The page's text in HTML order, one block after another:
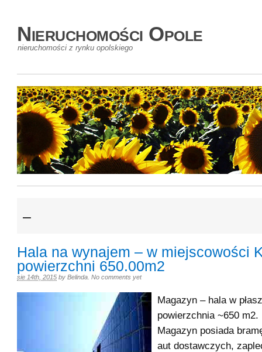
Nieruchomości Opole
nieruchomości z rynku opolskiego
–
Hala na wynajem – w miejscowości
powierzchni 650.00m2
sie 14th, 2015 by Belinda No comments yet
Magazyn – hala w
powierzchnia ~650 m2.
Magazyn posiada
aut dostawczych,